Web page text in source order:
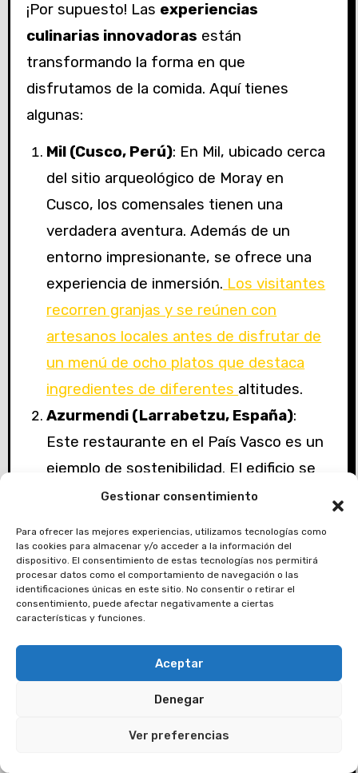
Gestionar consentimiento
Para ofrecer las mejores experiencias, utilizamos tecnologías como
las cookies para almacenar y/o acceder a la información del
dispositivo. El consentimiento de estas tecnologías nos permitirá
procesar datos como el comportamiento de navegación o las
identificaciones únicas en este sitio. No consentir o retirar el
consentimiento, puede afectar negativamente a ciertas
características y funciones.
Aceptar
Denegar
Ver preferencias
¡Por supuesto! Las experiencias
culinarias innovadoras están
transformando la forma en que
disfrutamos de la comida. Aquí tienes
algunas:
Mil (Cusco, Perú): En Mil, ubicado cerca
del sitio arqueológico de Moray en
Cusco, los comensales tienen una
verdadera aventura. Además de un
entorno impresionante, se ofrece una
experiencia de inmersión. Los visitantes
recorren granjas y se reúnen con
artesanos locales antes de disfrutar de
un menú de ocho platos que destaca
ingredientes de diferentes altitudes.
Azurmendi (Larrabetzu, España):
Este restaurante en el País Vasco es un
ejemplo de sostenibilidad. El edificio se
construyó con materiales locales y
renovable. Los ingredientes son
mayormente locales, y el chef Eneko
Atxa crea platos visualmente
impactantes.
Considerado uno de los restaurantes
más revolucionarios, Vespertine combina
arquitectura, música y comida.